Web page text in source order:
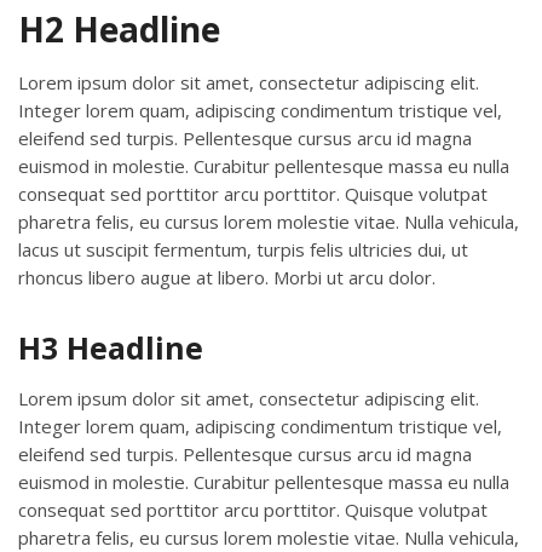
H2 Headline
Lorem ipsum dolor sit amet, consectetur adipiscing elit.
Integer lorem quam, adipiscing condimentum tristique vel,
eleifend sed turpis. Pellentesque cursus arcu id magna
euismod in molestie. Curabitur pellentesque massa eu nulla
consequat sed porttitor arcu porttitor. Quisque volutpat
pharetra felis, eu cursus lorem molestie vitae. Nulla vehicula,
lacus ut suscipit fermentum, turpis felis ultricies dui, ut
rhoncus libero augue at libero. Morbi ut arcu dolor.
H3 Headline
Lorem ipsum dolor sit amet, consectetur adipiscing elit.
Integer lorem quam, adipiscing condimentum tristique vel,
eleifend sed turpis. Pellentesque cursus arcu id magna
euismod in molestie. Curabitur pellentesque massa eu nulla
consequat sed porttitor arcu porttitor. Quisque volutpat
pharetra felis, eu cursus lorem molestie vitae. Nulla vehicula,